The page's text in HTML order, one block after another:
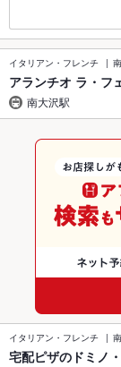
イタリアン・フレンチ
アランチオ ラ・フ
南大沢駅
イタリアン・フレンチ
宅配ピザのドミノ